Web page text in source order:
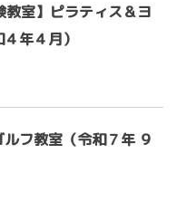
教室】ピラティス＆ヨ
年４月）
フ教室（令和７年 ９